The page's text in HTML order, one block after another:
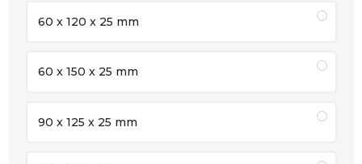
60 x 120 x 25 mm
60 x 150 x 25 mm
90 x 125 x 25 mm